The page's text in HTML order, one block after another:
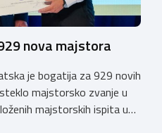
nova majstora
je bogatija za 929 novih
majstorsko zvanje u
majstorskih ispita u